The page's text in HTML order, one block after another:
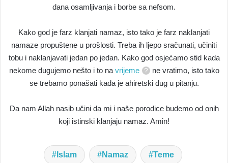
dana osamljivanja i borbe sa nefsom.
Kako god je farz klanjati namaz, isto tako je farz naklanjati
namaze propuštene u prošlosti. Treba ih ljepo sračunati, učiniti
tobu i naklanjavati jedan po jedan. Kako god osjećamo stid kada
nekome dugujemo nešto i to na vrijeme
ne vratimo, isto tako
se trebamo ponašati kada je ahiretski dug u pitanju.
Da nam Allah nasib učini da mi i naše porodice budemo od onih
koji istinski klanjaju namaz. Amin!
Islam Namaz Teme